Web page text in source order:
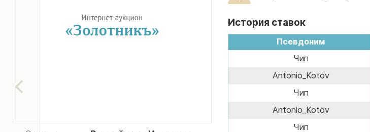
История ставок
Псевдоним
Чип
Antonio_Kotov
Чип
Antonio_Kotov
Чип